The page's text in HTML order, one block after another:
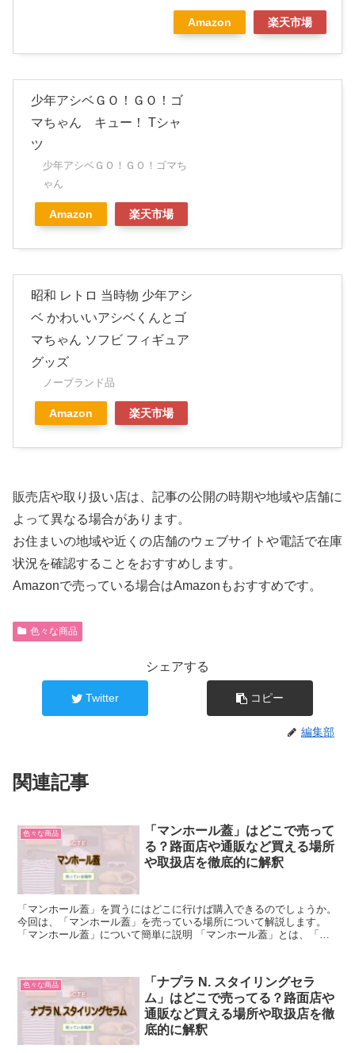
Amazon 楽天市場
少年アシベＧＯ！ＧＯ！ゴ
マちゃん キュー！ Tシャ
ツ
少年アシベＧＯ！ＧＯ！ゴマち
ゃん
Amazon 楽天市場
昭和 レトロ 当時物 少年アシ
ベ かわいいアシベくんとゴ
マちゃん ソフビ フィギュア
グッズ
ノーブランド品
Amazon 楽天市場
販売店や取り扱い店は、記事の公開の時期や地域や店舗に
よって異なる場合があります。
お住まいの地域や近くの店舗のウェブサイトや電話で在庫
状況を確認することをおすすめします。
Amazonで売っている場合はAmazonもおすすめです。
色々な商品
シェアする
Twitter コピー
編集部
関連記事
色々な商品
「マンホール蓋」はどこで売って
る？路面店や通販など買える場所
や取扱店を徹底的に解釈
「マンホール蓋」を買うにはどこに行けば購入できるのでしょうか。
今回は、「マンホール蓋」を売っている場所について解説します。
「マンホール蓋」について簡単に説明 「マンホール蓋」とは、「地
色々な商品
「ナプラ N. スタイリングセラ
ム」はどこで売ってる？路面店や
通販など買える場所や取扱店を徹
底的に解釈